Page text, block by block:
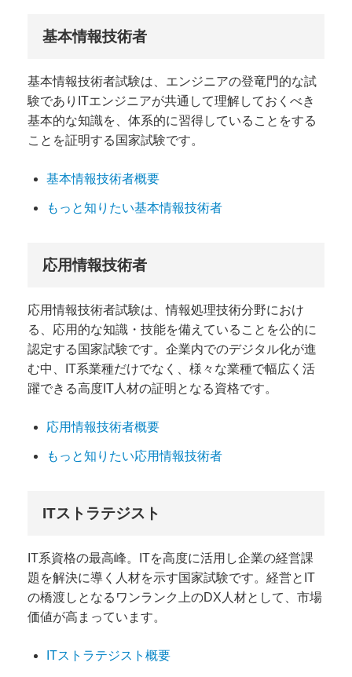
基本情報技術者
基本情報技術者試験は、エンジニアの登竜門的な試
験でありITエンジニアが共通して理解しておくべき
基本的な知識を、体系的に習得していることをする
ことを証明する国家試験です。
基本情報技術者概要
もっと知りたい基本情報技術者
応用情報技術者
応用情報技術者試験は、情報処理技術分野におけ
る、応用的な知識・技能を備えていることを公的に
認定する国家試験です。企業内でのデジタル化が進
む中、IT系業種だけでなく、様々な業種で幅広く活
躍できる高度IT人材の証明となる資格です。
応用情報技術者概要
もっと知りたい応用情報技術者
ITストラテジスト
IT系資格の最高峰。ITを高度に活用し企業の経営課
題を解決に導く人材を示す国家試験です。経営とIT
の橋渡しとなるワンランク上のDX人材として、市場
価値が高まっています。
ITストラテジスト概要